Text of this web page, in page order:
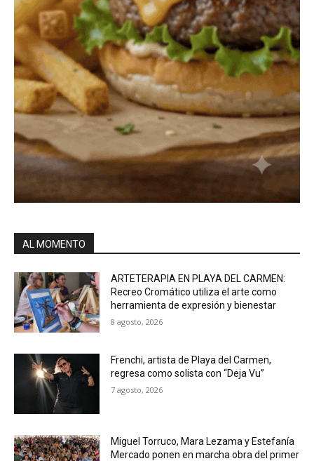
AL MOMENTO
ARTETERAPIA EN PLAYA DEL CARMEN:
Recreo Cromático utiliza el arte como
herramienta de expresión y bienestar
8 agosto, 2026
Frenchi, artista de Playa del Carmen,
regresa como solista con “Deja Vu”
7 agosto, 2026
Miguel Torruco, Mara Lezama y Estefanía
Mercado ponen en marcha obra del primer